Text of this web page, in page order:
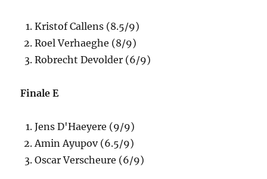
Kristof Callens (8.5/9)
Roel Verhaeghe (8/9)
Robrecht Devolder (6/9)
Finale E
Jens D'Haeyere (9/9)
Amin Ayupov (6.5/9)
Oscar Verscheure (6/9)